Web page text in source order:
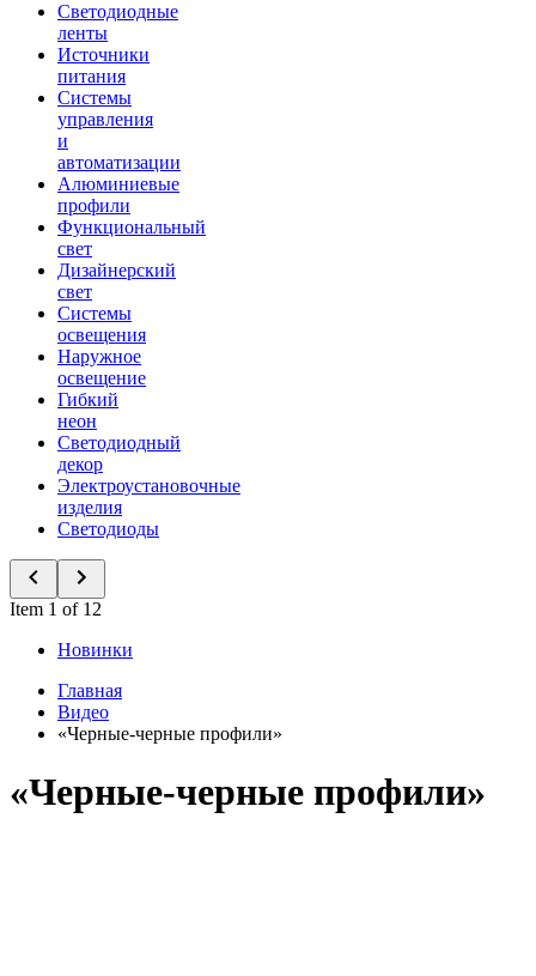
Светодиодные
ленты
Источники
питания
Системы
управления
и
автоматизации
Алюминиевые
профили
Функциональный
свет
Дизайнерский
свет
Системы
освещения
Наружное
освещение
Гибкий
неон
Светодиодный
декор
Электроустановочные
изделия
Светодиоды
Item 1 of 12
Новинки
Главная
Видео
«Черные-черные профили»
«Черные-черные профили»